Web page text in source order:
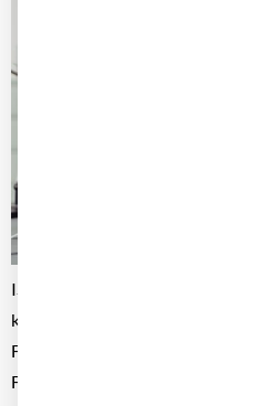
ISS Energy Services stand vor
klassische Strukturen für das
Fuhrparkmanagement nicht
Fahrzeugen und komplexen